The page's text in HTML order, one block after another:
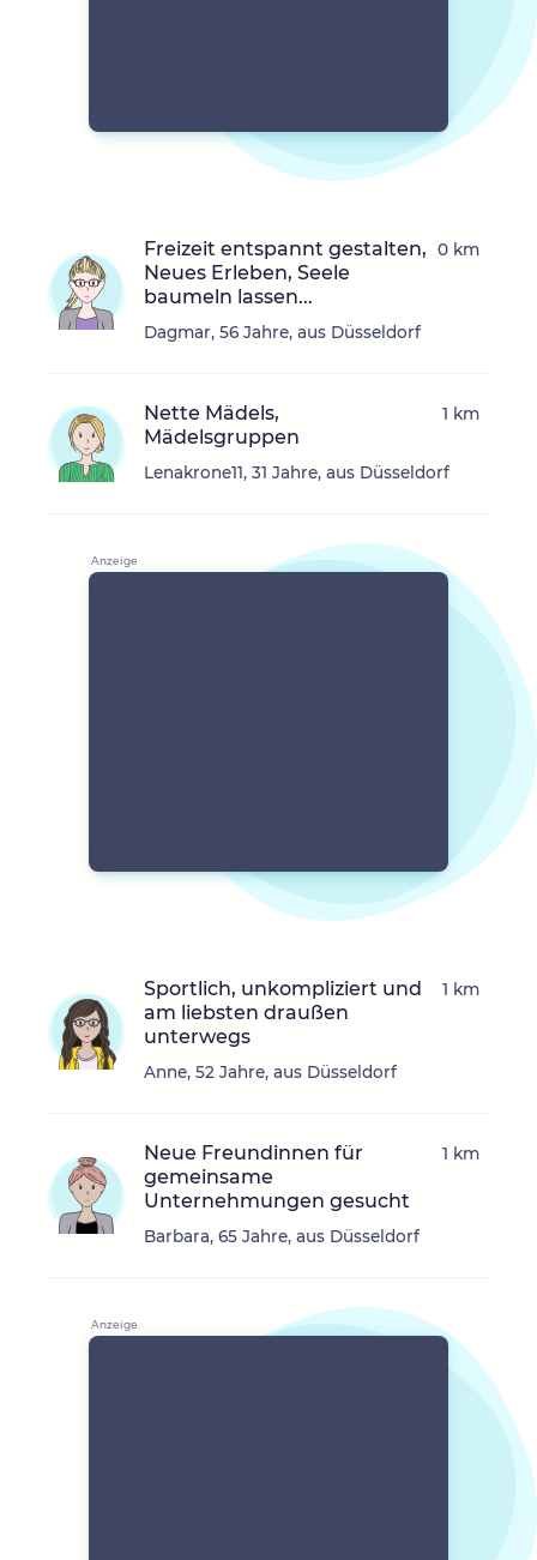
Freizeit entspannt gestalten,
Neues Erleben, Seele
baumeln lassen...
Dagmar, 56 Jahre, aus Düsseldorf
0 km
Nette Mädels,
Mädelsgruppen
Lenakrone11, 31 Jahre, aus Düsseldorf
1 km
Sportlich, unkompliziert und
am liebsten draußen
unterwegs
Anne, 52 Jahre, aus Düsseldorf
1 km
Neue Freundinnen für
gemeinsame
Unternehmungen gesucht
Barbara, 65 Jahre, aus Düsseldorf
1 km